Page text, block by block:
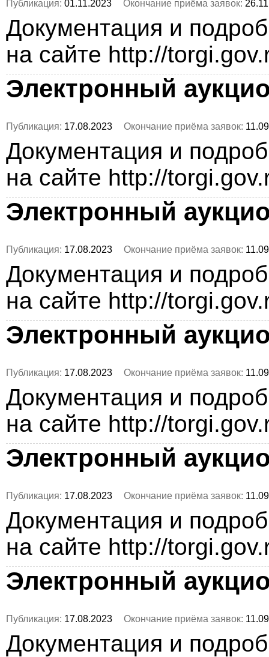
Публикация: 01.11.2023 Окончание приёма заявок:
Документация и
на сайте http://
Электронный
Публикация: 17.08.2023 Окончание приёма заявок:
Документация и
на сайте http://
Электронный
Публикация: 17.08.2023 Окончание приёма заявок:
Документация и
на сайте http://
Электронный
Публикация: 17.08.2023 Окончание приёма заявок:
Документация и
на сайте http://
Электронный
Публикация: 17.08.2023 Окончание приёма заявок:
Документация и
на сайте http://
Электронный
Публикация: 17.08.2023 Окончание приёма заявок:
Документация и